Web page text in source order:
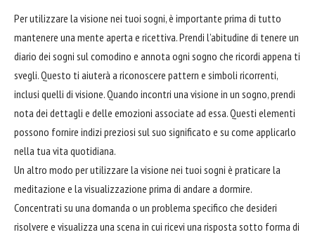
Per utilizzare la visione nei tuoi sogni, è importante prima di tutto
mantenere una mente aperta e ricettiva. Prendi l’abitudine di tenere un
diario dei sogni sul comodino e annota ogni sogno che ricordi appena ti
svegli. Questo ti aiuterà a riconoscere pattern e simboli ricorrenti,
inclusi quelli di visione. Quando incontri una visione in un sogno, prendi
nota dei dettagli e delle emozioni associate ad essa. Questi elementi
possono fornire indizi preziosi sul suo significato e su come applicarlo
nella tua vita quotidiana.
Un altro modo per utilizzare la visione nei tuoi sogni è praticare la
meditazione e la visualizzazione prima di andare a dormire.
Concentrati su una domanda o un problema specifico che desideri
risolvere e visualizza una scena in cui ricevi una risposta sotto forma di